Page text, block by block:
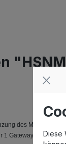
des MikroTik
1 Gateway/Netzwerk
Diese